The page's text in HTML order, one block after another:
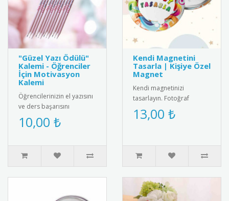
"Güzel Yazı Ödülü"
Kalemi - Öğrenciler
İçin Motivasyon
Kalemi
Öğrencilerinizin el yazısını
ve ders başarısını
ödüllendirmek için
mükemmel bir seçenek!
10,00 ₺
Kendi Magnetini
Tasarla | Kişiye Özel
Magnet
Kendi magnetinizi
tasarlayın. Fotoğraf
ekleyin, metin yazın ve
istediğiniz ölçüde kişiye
13,00 ₺